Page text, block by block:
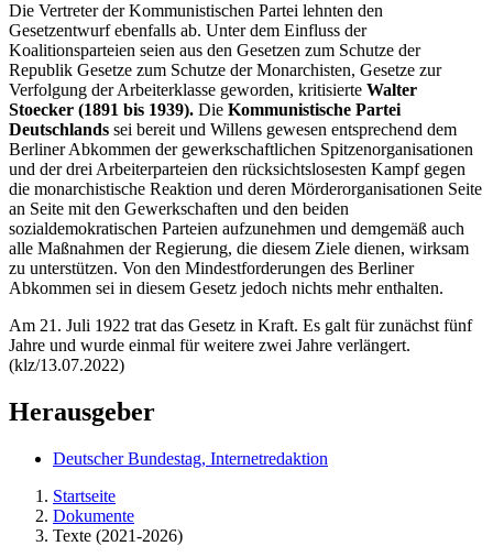
Die Vertreter der Kommunistischen Partei lehnten den
Gesetzentwurf ebenfalls ab. Unter dem Einfluss der
Koalitionsparteien seien aus den Gesetzen zum Schutze der
Republik Gesetze zum Schutze der Monarchisten, Gesetze zur
Verfolgung der Arbeiterklasse geworden, kritisierte Walter
Stoecker (1891 bis 1939). Die Kommunistische Partei
Deutschlands sei bereit und Willens gewesen entsprechend dem
Berliner Abkommen der gewerkschaftlichen Spitzenorganisationen
und der drei Arbeiterparteien den rücksichtslosesten Kampf gegen
die monarchistische Reaktion und deren Mörderorganisationen Seite
an Seite mit den Gewerkschaften und den beiden
sozialdemokratischen Parteien aufzunehmen und demgemäß auch
alle Maßnahmen der Regierung, die diesem Ziele dienen, wirksam
zu unterstützen. Von den Mindestforderungen des Berliner
Abkommen sei in diesem Gesetz jedoch nichts mehr enthalten.
Am 21. Juli 1922 trat das Gesetz in Kraft. Es galt für zunächst fünf
Jahre und wurde einmal für weitere zwei Jahre verlängert.
(klz/13.07.2022)
Herausgeber
Deutscher Bundestag, Internetredaktion
Startseite
Dokumente
Texte (2021-2026)